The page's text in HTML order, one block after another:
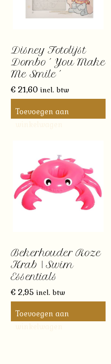
Disney Fotolijst
Dombo ´ You Make
Me Smile ´
€ 21,60 incl. btw
Toevoegen aan
Bekerhouder Roze
Krab | Swim
Essentials
€ 2,95 incl. btw
Toevoegen aan